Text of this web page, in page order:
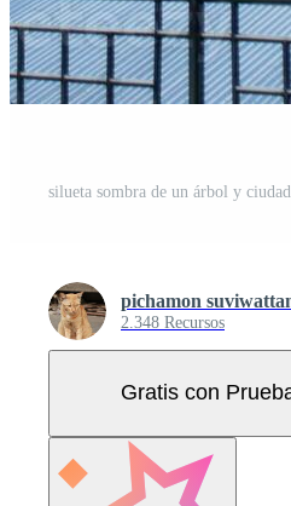
pichamon
2.348 Recursos
Gratis con